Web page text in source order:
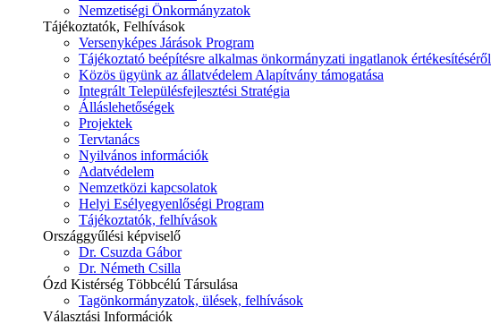
Nemzetiségi Önkormányzatok
Tájékoztatók, Felhívások
Versenyképes Járások Program
Tájékoztató beépítésre alkalmas önkormányzati ingatlanok értékesítéséről
Közös ügyünk az állatvédelem Alapítvány támogatása
Integrált Településfejlesztési Stratégia
Álláslehetőségek
Projektek
Tervtanács
Nyilvános információk
Adatvédelem
Nemzetközi kapcsolatok
Helyi Esélyegyenlőségi Program
Tájékoztatók, felhívások
Országgyűlési képviselő
Dr. Csuzda Gábor
Dr. Németh Csilla
Ózd Kistérség Többcélú Társulása
Tagönkormányzatok, ülések, felhívások
Választási Információk